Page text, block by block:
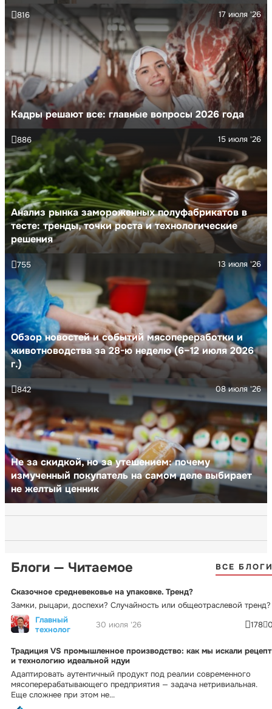
Кадры решают все: главные вопросы 2026 года
17 июля '26
816
Анализ рынка замороженных полуфабрикатов в
тесте: тренды, точки роста и технологические
решения
15 июля '26
886
Обзор новостей и событий мясопереработки и
животноводства за 28-ю неделю (6–12 июля 2026
г.)
13 июля '26
755
Не за скидкой, но за утешением: почему
измученный покупатель на самом деле выбирает
не желтый ценник
08 июля '26
842
Блоги — Читаемое ВСЕ
Сказочное средневековье на упаковке. Тренд?
Замки, рыцари, доспехи? Случайность или общеотраслевой тренд?
Главный
технолог
30 июля '26 178
Традиция VS промышленное производство: как мы искали рецепт
и технологию идеальной ндуи
Адаптировать аутентичный продукт под реалии современного
мясоперерабатывающего предприятия — задача нетривиальная.
Еще сложнее при этом не...